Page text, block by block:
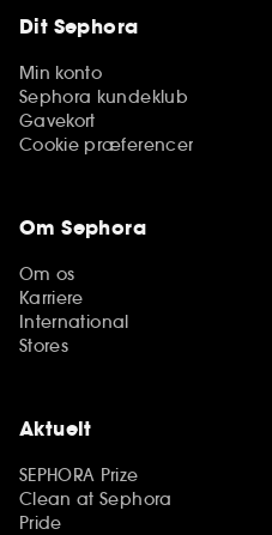
Dit Sephora
Min konto
Sephora kundeklub
Gavekort
Cookie præferencer
Om Sephora
Om os
Karriere
International
Stores
Aktuelt
SEPHORA Prize
Clean at Sephora
Pride